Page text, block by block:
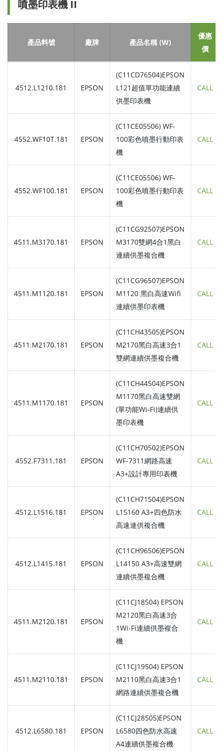
噴墨印表機 II
產品料號 廠牌 產品名稱 (W)
優惠
價
4512.L1210.181 EPSON
(C11CD76504)EPSON
L121超值單功能連續
供墨印表機
CALL
4552.WF10T.181 EPSON
(C11CE05506) WF-
100彩色噴墨行動印表
機
CALL
4552.WF100.181 EPSON
(C11CE05506) WF-
100彩色噴墨行動印表
機
CALL
4511.M3170.181 EPSON
(C11CG92507)EPSON
M3170雙網4合1黑白
連續供墨複合機
CALL
4511.M1120.181 EPSON
(C11CG96507)EPSON
M1120 黑白高速Wifi
連續供墨印表機
CALL
4511.M2170.181 EPSON
(C11CH43505)EPSON
M2170黑白高速3合1
雙網連續供墨複合機
CALL
4511.M1170.181 EPSON
(C11CH44504)EPSON
M1170黑白高速雙網
(單功能Wi-Fi)連續供
墨印表機
CALL
4552.F7311.181 EPSON
(C11CH70502)EPSON
WF-7311網路高速
A3+設計專用印表機
CALL
4512.L1516.181 EPSON
(C11CH71504)EPSON
L15160 A3+四色防水
高速連供複合機
CALL
4512.L1415.181 EPSON
(C11CH96506)EPSON
L14150 A3+高速雙網
連續供墨複合機
CALL
4511.M2120.181 EPSON
(C11CJ18504) EPSON
M2120黑白高速3合
1Wi-Fi連續供墨複合
機
CALL
4511.M2110.181 EPSON
(C11CJ19504) EPSON
M2110黑白高速3合1
網路連續供墨複合機
CALL
4512.L6580.181 EPSON
(C11CJ28505)EPSON
L6580四色防水高速
A4連續供墨複合機
CALL